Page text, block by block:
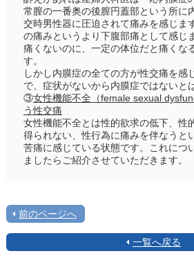
常膣の一番奥の後膣円蓋部という所に
交時男性器に圧迫されて痛みを感じま
の痛みというより下腹部痛として感じ
痛くないのに、一定の体位だと痛くな
す。
しかし内膜症の全ての方が性交痛を感
で、症状がないから内膜症ではないと
③女性機能不全（female sexual
う性交痛
女性機能不全とは性的欲求の低下、性
得られない、性行為に痛みを伴なうと
苦痛に感じている状態です。これにつ
ましたらご紹介させていただきます。
前のページへ
一覧へ戻る